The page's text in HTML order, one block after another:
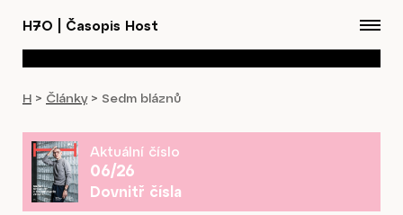
H7O Časopis Host
H > Články > Sedm bláznů
Aktuální číslo
06/26
Dovnitř čísla